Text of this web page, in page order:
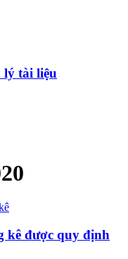
lý tài liệu
kê được quy định